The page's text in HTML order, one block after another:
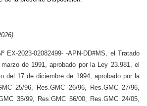
EX-2023-02082499- -APN-DD#MS, el Tratado
de 1991, aprobado por la Ley 23.981, el
del 17 de diciembre de 1994, aprobado por la
25/96, Res.GMC 26/96, Res.GMC 27/96,
35/99, Res.GMC 56/00, Res.GMC 24/05,